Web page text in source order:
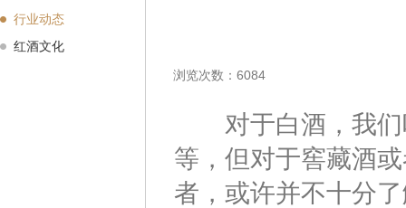
行业动态
红酒文化
浏览次数：6084
对于白酒，我们
等，但对于窖藏酒
者，或许并不十分